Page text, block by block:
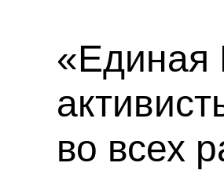
«Единая
во всех